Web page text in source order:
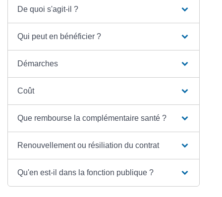
De quoi s'agit-il ?
Qui peut en bénéficier ?
Démarches
Coût
Que rembourse la complémentaire santé ?
Renouvellement ou résiliation du contrat
Qu'en est-il dans la fonction publique ?